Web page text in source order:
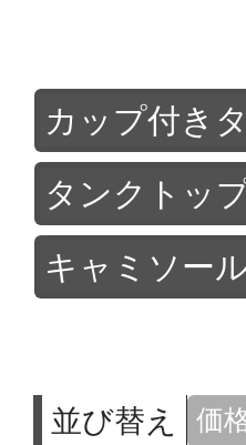
カップ付き
タンクトッ
キャミソー
並び替え 価